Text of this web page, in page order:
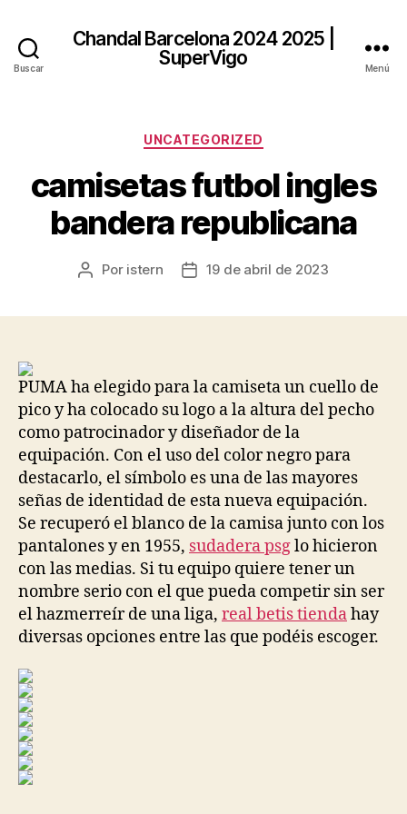
Buscar
Chandal Barcelona 2024 2025 |
SuperVigo
Menú
Categorías
UNCATEGORIZED
camisetas futbol ingles
bandera republicana
Autor
Por istern
Fecha19 de abril de 2023
PUMA ha elegido para la camiseta un cuello de
pico y ha colocado su logo a la altura del pecho
como patrocinador y diseñador de la
equipación. Con el uso del color negro para
destacarlo, el símbolo es una de las mayores
señas de identidad de esta nueva equipación.
Se recuperó el blanco de la camisa junto con los
pantalones y en 1955, sudadera psglo hicieron
con las medias. Si tu equipo quiere tener un
nombre serio con el que pueda competir sin ser
el hazmerreír de una liga, real betis tiendahay
diversas opciones entre las que podéis escoger.